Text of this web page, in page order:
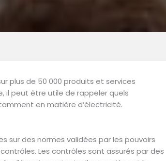
plus de 50 000 produits et services
il peut être utile de rappeler quels
en matière d’électricité.
sur des normes validées par les pouvoirs
Les contrôles sont assurés par des